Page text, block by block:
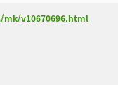
v10670696.html